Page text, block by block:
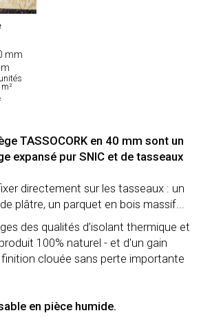
mm
TASSOCORK en 40 mm sont un
expansé pur SNIC et de tasseaux
directement sur les tasseaux : un
plâtre, un parquet en bois massif...
des qualités d’isolant thermique et
100% naturel - et d'un gain
finition clouée sans perte importante
en pièce humide.